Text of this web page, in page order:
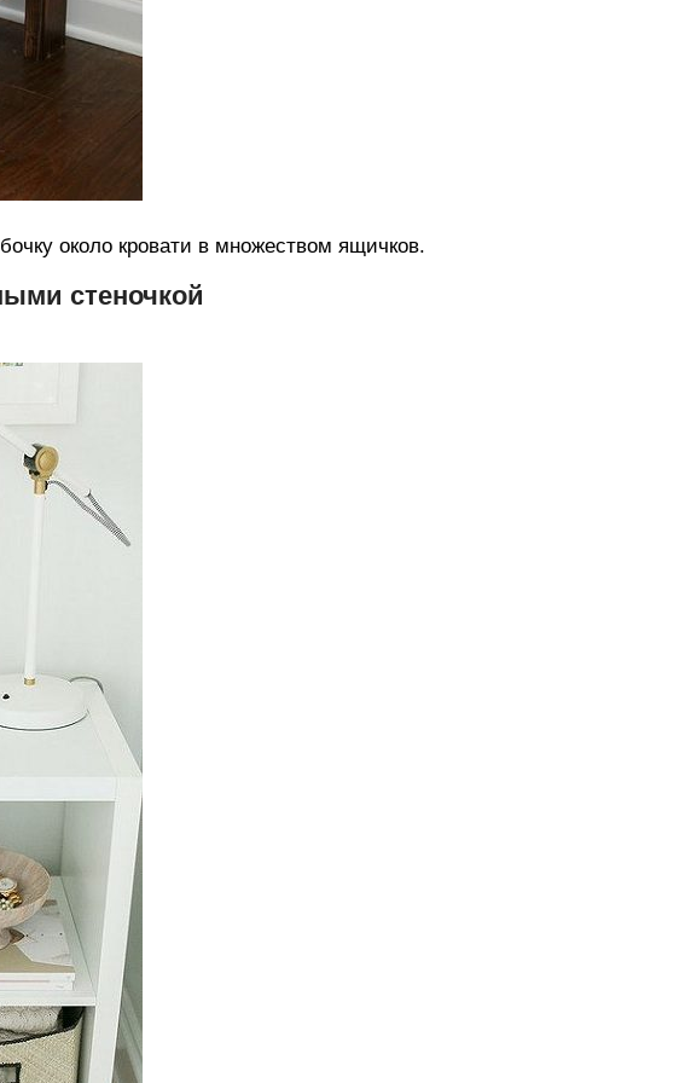
около кровати в множеством ящичков.
стеночкой